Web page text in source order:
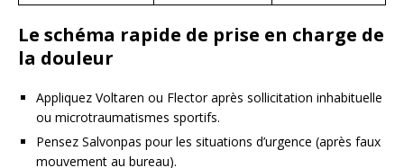
Le schéma rapide de prise en charge de
la douleur
Appliquez Voltaren ou Flector après sollicitation inhabituelle
ou microtraumatismes sportifs.
Pensez Salvonpas pour les situations d’urgence (après faux
mouvement au bureau).